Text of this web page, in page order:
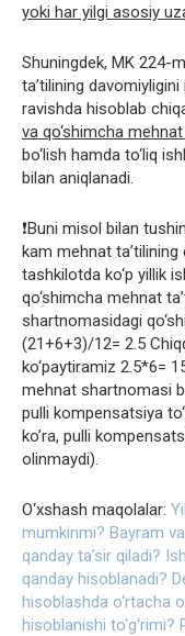
yoki har yilgi asosiy
Shuningdek, MK 224-
ta’tilining
ravishda hisoblab
va qo‘shimcha
bo‘lish hamda to‘liq
bilan aniqlanadi.
❗️Buni misol bilan
kam mehnat
tashkilotda ko‘p yillik
qo‘shimcha mehnat
shartnomasidagi
(21+6+3)/12= 2.5
ko‘paytiramiz 2.5*6=
mehnat shartnomasi
pulli kompensatsiya
ko’ra, pulli
olinmaydi).
O‘xshash maqolalar:
mumkinmi? Bayram
qanday ta’sir qiladi?
qanday hisoblanadi?
hisoblashda o‘rtacha
hisoblanishi to‘g‘rimi?